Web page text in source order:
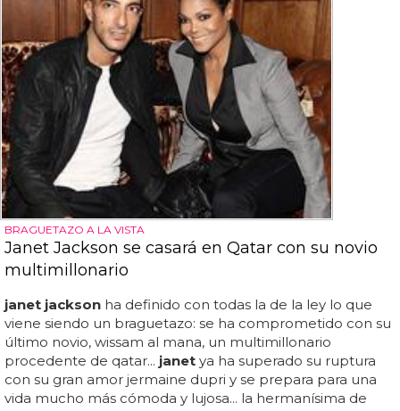
BRAGUETAZO A LA VISTA
Janet Jackson se casará en Qatar con su novio
multimillonario
janet jackson ha definido con todas la de la ley lo que
viene siendo un braguetazo: se ha comprometido con su
último novio, wissam al mana, un multimillonario
procedente de qatar... janet ya ha superado su ruptura
con su gran amor jermaine dupri y se prepara para una
vida mucho más cómoda y lujosa... la hermanísima de